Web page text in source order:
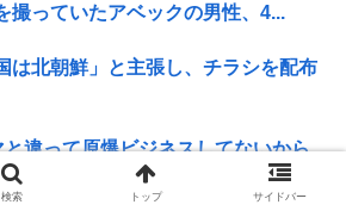
撮っていたアベックの男性、4...
は北朝鮮」と主張し、チラシを配布
違って原爆ビジネスしてないから
検索 トップ サイドバー